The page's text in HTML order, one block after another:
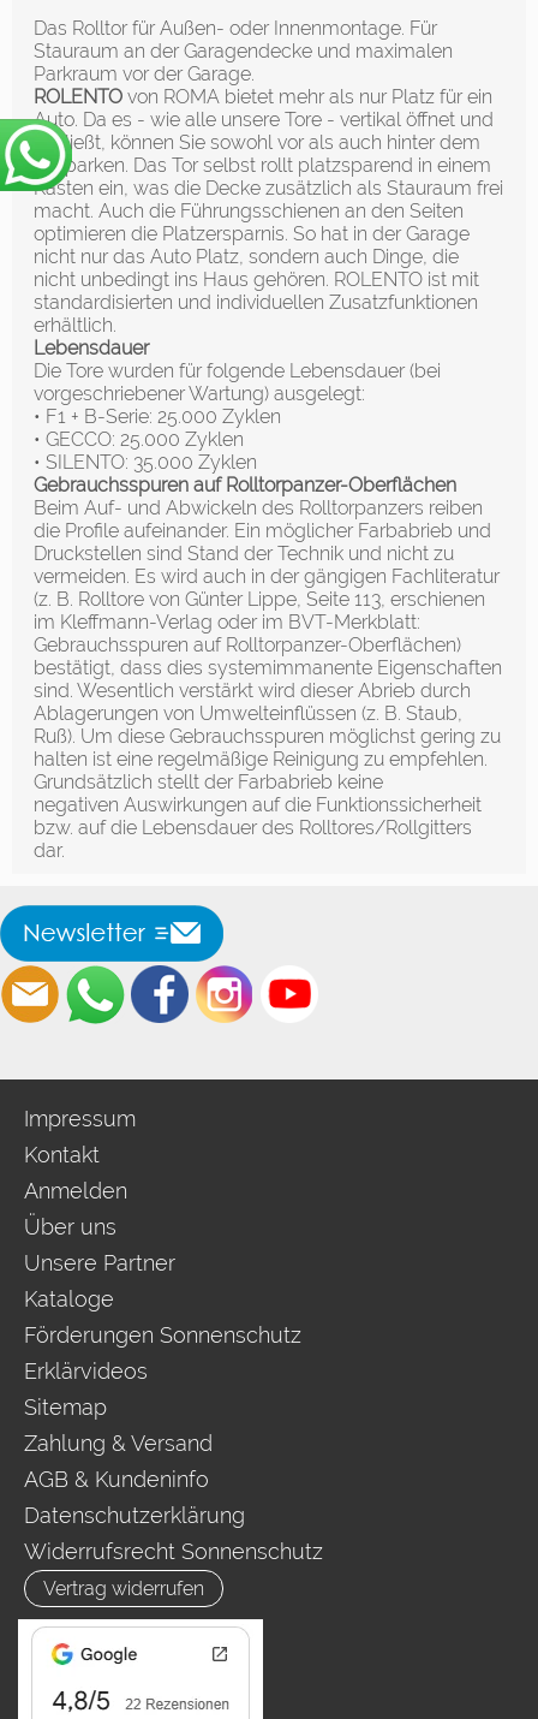
Das Rolltor für Außen- oder Innenmontage. Für
Stauraum an der Garagendecke und maximalen
Parkraum vor der Garage.
ROLENTO von ROMA bietet mehr als nur Platz für ein
Auto. Da es - wie alle unsere Tore - vertikal öffnet und
schließt, können Sie sowohl vor als auch hinter dem
Tor parken. Das Tor selbst rollt platzsparend in einem
Kasten ein, was die Decke zusätzlich als Stauraum frei
macht. Auch die Führungsschienen an den Seiten
optimieren die Platzersparnis. So hat in der Garage
nicht nur das Auto Platz, sondern auch Dinge, die
nicht unbedingt ins Haus gehören. ROLENTO ist mit
standardisierten und individuellen Zusatzfunktionen
erhältlich.
Lebensdauer
Die Tore wurden für folgende Lebensdauer (bei
vorgeschriebener Wartung) ausgelegt:
• F1 + B-Serie: 25.000 Zyklen
• GECCO: 25.000 Zyklen
• SILENTO: 35.000 Zyklen
Gebrauchsspuren auf Rolltorpanzer-Oberflächen
Beim Auf- und Abwickeln des Rolltorpanzers reiben
die Profile aufeinander. Ein möglicher Farbabrieb und
Druckstellen sind Stand der Technik und nicht zu
vermeiden. Es wird auch in der gängigen Fachliteratur
(z. B. Rolltore von Günter Lippe, Seite 113, erschienen
im Kleffmann-Verlag oder im BVT-Merkblatt:
Gebrauchsspuren auf Rolltorpanzer-Oberflächen)
bestätigt, dass dies systemimmanente Eigenschaften
sind. Wesentlich verstärkt wird dieser Abrieb durch
Ablagerungen von Umwelteinflüssen (z. B. Staub,
Ruß). Um diese Gebrauchsspuren möglichst gering zu
halten ist eine regelmäßige Reinigung zu empfehlen.
Grundsätzlich stellt der Farbabrieb keine
negativen Auswirkungen auf die Funktionssicherheit
bzw. auf die Lebensdauer des Rolltores/Rollgitters
dar.
Impressum
Kontakt
Anmelden
Über uns
Unsere Partner
Kataloge
Förderungen Sonnenschutz
Erklärvideos
Sitemap
Zahlung & Versand
AGB & Kundeninfo
Datenschutzerklärung
Widerrufsrecht Sonnenschutz
Vertrag widerrufen